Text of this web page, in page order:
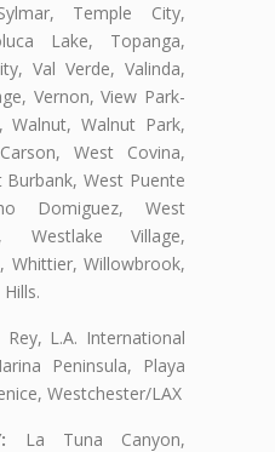
Temple City,
Lake, Topanga,
Val Verde, Valinda,
Vernon, View Park-
Walnut, Walnut Park,
West Covina,
West Puente
Domiguez, West
Westlake Village,
Whittier, Willowbrook,
Rey, L.A. International
Peninsula, Playa
Westchester/LAX
La Tuna Canyon,